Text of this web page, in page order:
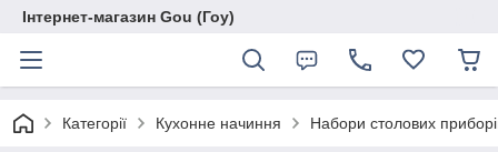
Інтернет-магазин Gou (Гоу)
Категорії Кухонне начиння Набори столових